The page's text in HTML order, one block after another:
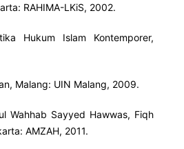
RAHIMA-LKiS, 2002.
Hukum Islam Kontemporer,
Malang: UIN Malang, 2009.
Wahhab Sayyed Hawwas, Fiqh
AMZAH, 2011.